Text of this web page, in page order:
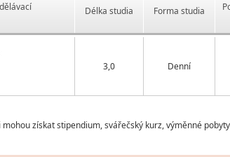
Délka studia Forma studia
3,0 Denní
mohou získat stipendium, svářečský kurz, výměnné